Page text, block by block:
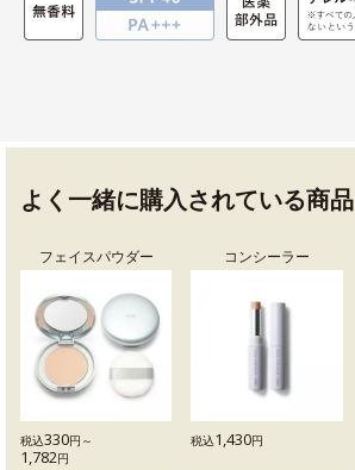
よく一緒に購入されている商品
フェイスパウダー
税込330円～
1,782円
コンシーラー
税込1,430円